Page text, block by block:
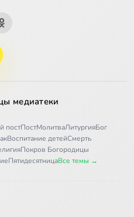
медиатеки
постПостМолитваЛитургияБог
Воспитание детейСмерть
Покров Богородицы
ПятидесятницаВсе темы →